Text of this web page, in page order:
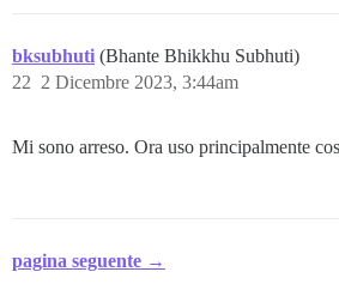
bksubhuti (Bhante Bhikkhu Subhuti)
2 Dicembre 2023, 3:44am
22
Mi sono arreso. Ora uso principalmente
pagina seguente →